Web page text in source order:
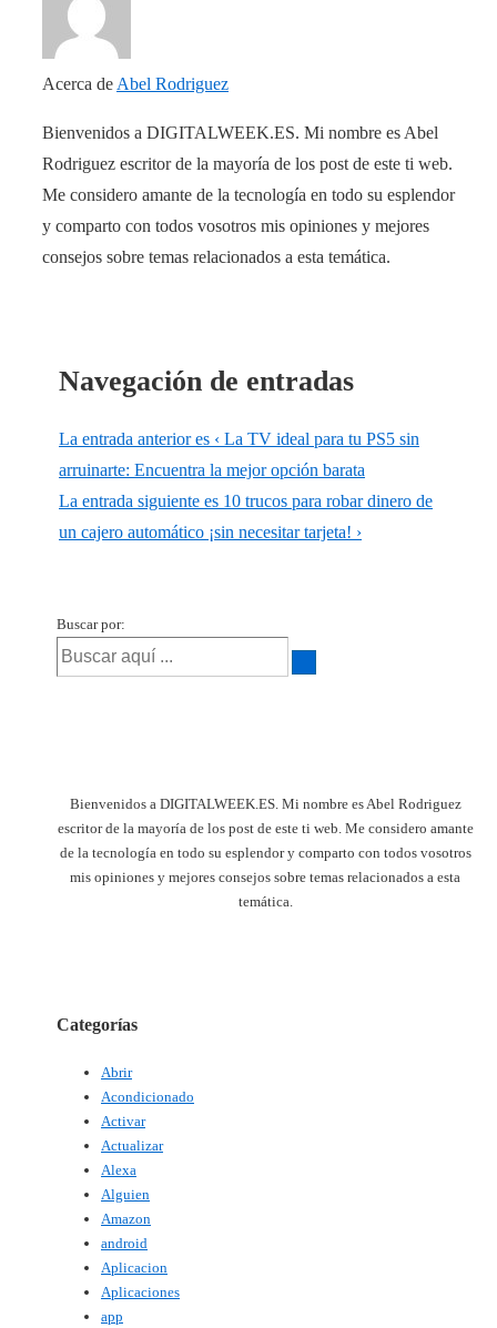
Acerca de Abel Rodriguez
Bienvenidos a DIGITALWEEK.ES. Mi nombre es Abel
Rodriguez escritor de la mayoría de los post de este ti web.
Me considero amante de la tecnología en todo su esplendor
y comparto con todos vosotros mis opiniones y mejores
consejos sobre temas relacionados a esta temática.
Navegación de entradas
La entrada anterior es ‹ La TV ideal para tu PS5 sin
arruinarte: Encuentra la mejor opción barata
La entrada siguiente es 10 trucos para robar dinero de
un cajero automático ¡sin necesitar tarjeta! ›
Buscar por:
Bienvenidos a DIGITALWEEK.ES. Mi nombre es Abel Rodriguez
escritor de la mayoría de los post de este ti web. Me considero amante
de la tecnología en todo su esplendor y comparto con todos vosotros
mis opiniones y mejores consejos sobre temas relacionados a esta
temática.
Categorías
Abrir
Acondicionado
Activar
Actualizar
Alexa
Alguien
Amazon
android
Aplicacion
Aplicaciones
app